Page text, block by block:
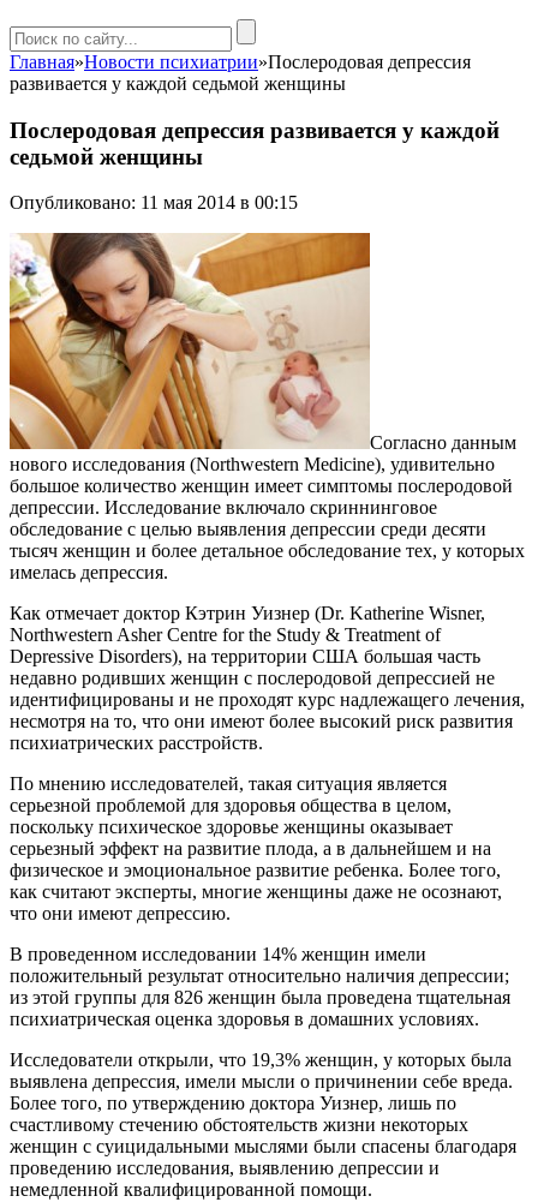
Главная»Новости психиатрии»Послеродовая депрессия
развивается у каждой седьмой женщины
Послеродовая депрессия развивается у каждой
седьмой женщины
Опубликовано: 11 мая 2014 в 00:15
Согласно данным
нового исследования (Northwestern Medicine), удивительно
большое количество женщин имеет симптомы послеродовой
депрессии. Исследование включало скриннинговое
обследование с целью выявления депрессии среди десяти
тысяч женщин и более детальное обследование тех, у которых
имелась депрессия.
Как отмечает доктор Кэтрин Уизнер (Dr. Katherine Wisner,
Northwestern Asher Centre for the Study & Treatment of
Depressive Disorders), на территории США большая часть
недавно родивших женщин с послеродовой депрессией не
идентифицированы и не проходят курс надлежащего лечения,
несмотря на то, что они имеют более высокий риск развития
психиатрических расстройств.
По мнению исследователей, такая ситуация является
серьезной проблемой для здоровья общества в целом,
поскольку психическое здоровье женщины оказывает
серьезный эффект на развитие плода, а в дальнейшем и на
физическое и эмоциональное развитие ребенка. Более того,
как считают эксперты, многие женщины даже не осознают,
что они имеют депрессию.
В проведенном исследовании 14% женщин имели
положительный результат относительно наличия депрессии;
из этой группы для 826 женщин была проведена тщательная
психиатрическая оценка здоровья в домашних условиях.
Исследователи открыли, что 19,3% женщин, у которых была
выявлена депрессия, имели мысли о причинении себе вреда.
Более того, по утверждению доктора Уизнер, лишь по
счастливому стечению обстоятельств жизни некоторых
женщин с суицидальными мыслями были спасены благодаря
проведению исследования, выявлению депрессии и
немедленной квалифицированной помощи.